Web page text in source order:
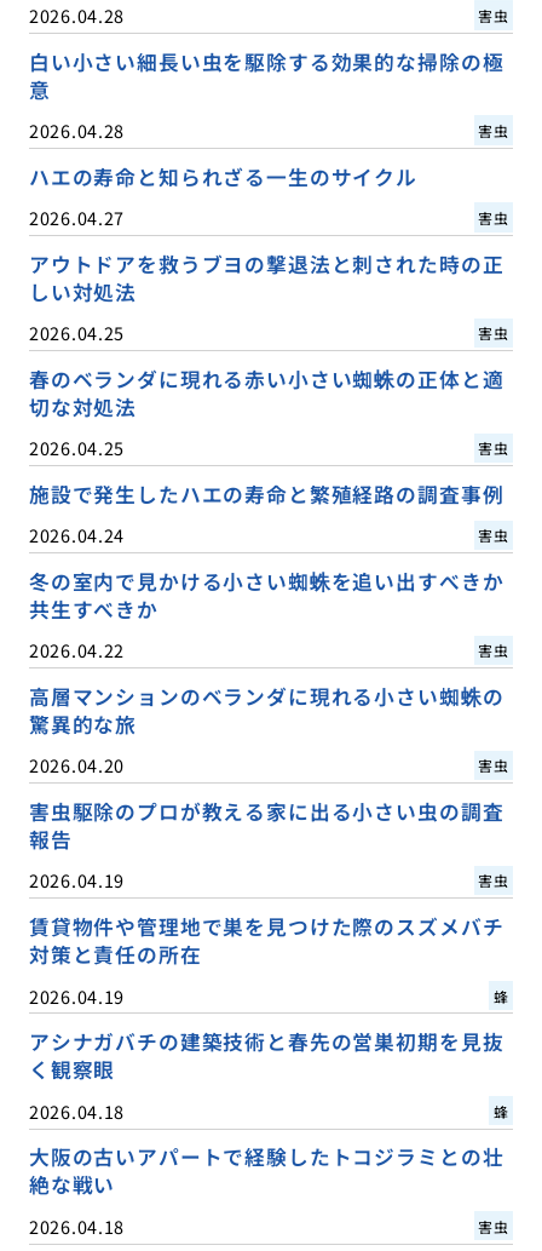
2026.04.28 害虫
白い小さい細長い虫を駆除する効果的な掃除の極
意
2026.04.28 害虫
ハエの寿命と知られざる一生のサイクル
2026.04.27 害虫
アウトドアを救うブヨの撃退法と刺された時の正
しい対処法
2026.04.25 害虫
春のベランダに現れる赤い小さい蜘蛛の正体と適
切な対処法
2026.04.25 害虫
施設で発生したハエの寿命と繁殖経路の調査事例
2026.04.24 害虫
冬の室内で見かける小さい蜘蛛を追い出すべきか
共生すべきか
2026.04.22 害虫
高層マンションのベランダに現れる小さい蜘蛛の
驚異的な旅
2026.04.20 害虫
害虫駆除のプロが教える家に出る小さい虫の調査
報告
2026.04.19 害虫
賃貸物件や管理地で巣を見つけた際のスズメバチ
対策と責任の所在
2026.04.19 蜂
アシナガバチの建築技術と春先の営巣初期を見抜
く観察眼
2026.04.18 蜂
大阪の古いアパートで経験したトコジラミとの壮
絶な戦い
2026.04.18 害虫